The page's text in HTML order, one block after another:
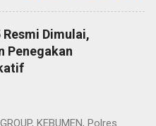
pemerasan didampingi
Cadu Hina,SH,MH
Jakarta Selatan, Senin
melaporkan kejadian yang
Dimulai,
Penegakan
KEBUMEN, Polres